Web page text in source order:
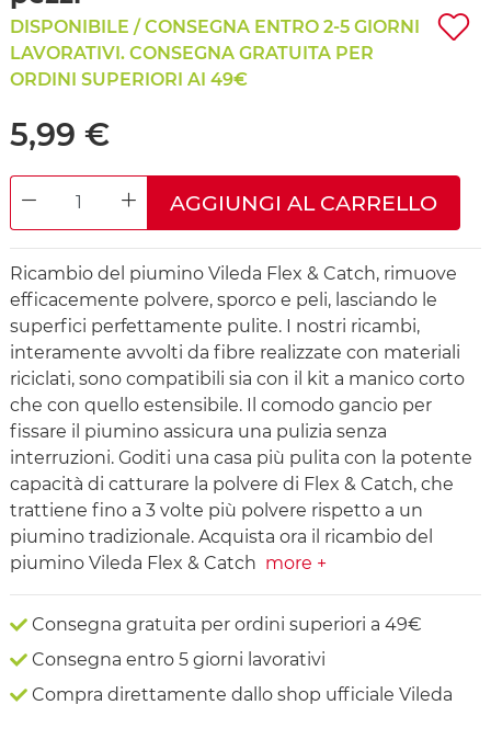
DISPONIBILE / CONSEGNA ENTRO 2-5 GIORNI
LAVORATIVI. CONSEGNA GRATUITA PER
ORDINI SUPERIORI AI 49€
5,99 €
DECREASE QUANTITYINCREASE QUANTITY
AGGIUNGI AL CARRELLO
Ricambio del piumino Vileda Flex & Catch, rimuove
efficacemente polvere, sporco e peli, lasciando le
superfici perfettamente pulite. I nostri ricambi,
interamente avvolti da fibre realizzate con materiali
riciclati, sono compatibili sia con il kit a manico corto
che con quello estensibile. Il comodo gancio per
fissare il piumino assicura una pulizia senza
interruzioni. Goditi una casa più pulita con la potente
capacità di catturare la polvere di Flex & Catch, che
trattiene fino a 3 volte più polvere rispetto a un
piumino tradizionale. Acquista ora il ricambio del
piumino Vileda Flex & Catch more +
Consegna gratuita per ordini superiori a 49€
Consegna entro 5 giorni lavorativi
Compra direttamente dallo shop ufficiale Vileda